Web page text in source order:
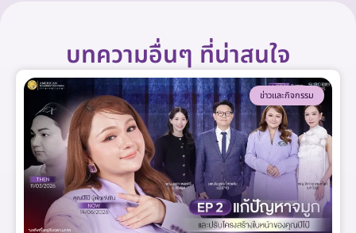
บทความอื่นๆ ที่น่าสนใจ
ข่าวและกิจกรรม